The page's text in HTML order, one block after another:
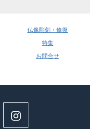
仏像彫刻・修復
特集
お問合せ